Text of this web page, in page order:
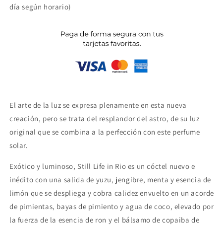
día según horario)
El arte de la luz se expresa plenamente en esta nueva
creación, pero se trata del resplandor del astro, de su luz
original que se combina a la perfección con este perfume
solar.
Exótico y luminoso, Still Life in Rio es un cóctel nuevo e
inédito con una salida de yuzu, jengibre, menta y esencia de
limón que se despliega y cobra calidez envuelto en un acorde
de pimientas, bayas de pimiento y agua de coco, elevado por
la fuerza de la esencia de ron y el bálsamo de copaiba de